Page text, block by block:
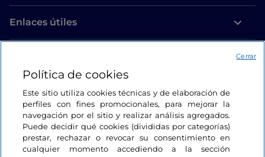
Enlaces útiles
Estamos en contacto
Política de cookies
Este sitio utiliza cookies técnicas y de elaboración de
perfiles con fines promocionales, para mejorar la
navegación por el sitio y realizar análisis agregados.
Puede decidir qué cookies (divididas por categorías)
prestar, rechazar o revocar su consentimiento en
cualquier momento accediendo a la sección
Cerrar